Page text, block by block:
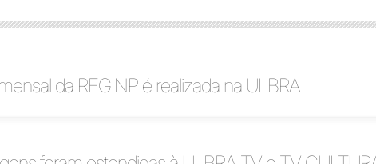
da REGINP é realizada na ULBRA